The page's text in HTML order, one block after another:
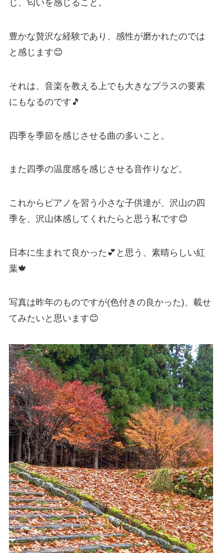
じ、匂いを感じること。
豊かな贅沢な経験であり、感性が磨かれたのでは
と感じます😊
それは、音楽を教える上でも大きなプラスの要素
にもなるのです🎵
四季を季節を感じさせる曲の多いこと。
また四季の温度感を感じさせる音作りなど。
これからピアノを習う小さな子供達が、沢山の四
季を、沢山体感してくれたらと思う私です😊
日本に生まれて良かった💕と思う、素晴らしい紅
葉🍁
写真は昨年のものですが(色付きの良かった)、載せ
てみたいと思います😊